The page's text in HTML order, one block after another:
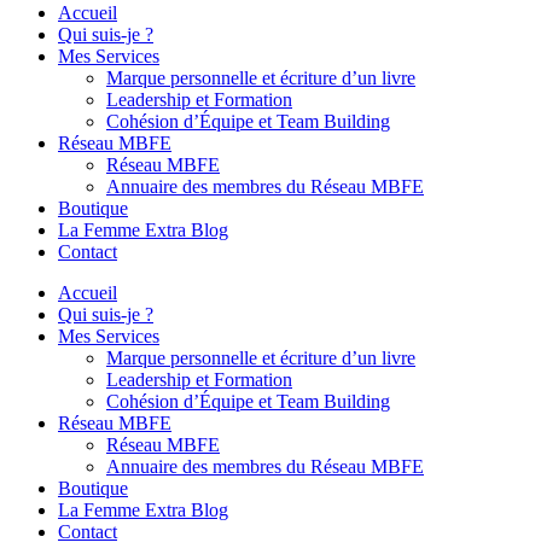
Accueil
Qui suis-je ?
Mes Services
Marque personnelle et écriture d’un livre
Leadership et Formation
Cohésion d’Équipe et Team Building
Réseau MBFE
Réseau MBFE
Annuaire des membres du Réseau MBFE
Boutique
La Femme Extra Blog
Contact
Accueil
Qui suis-je ?
Mes Services
Marque personnelle et écriture d’un livre
Leadership et Formation
Cohésion d’Équipe et Team Building
Réseau MBFE
Réseau MBFE
Annuaire des membres du Réseau MBFE
Boutique
La Femme Extra Blog
Contact